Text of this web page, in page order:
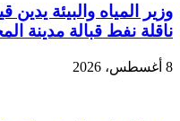
وزير المياه والبيئة
ناقلة نفط قبالة مدينة
8 أغسطس، 2026